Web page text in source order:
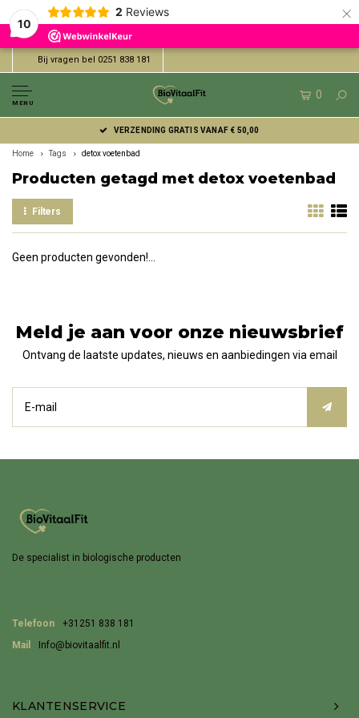
10
2 Reviews ×
Bij vragen bel 0251 838 181
MENU
0
VERZENDING GRATIS VANAF € 50,00
Home Tags detox voetenbad
Producten getagd met detox voetenbad
Filters
Geen producten gevonden!...
Meld je aan voor onze nieuwsbrief
Ontvang de laatste updates, nieuws en aanbiedingen via email
De specialist in biologische producten
Telefoon
+31251 838 181
Mail
Info@biovitaalfit.nl
KLANTENSERVICE